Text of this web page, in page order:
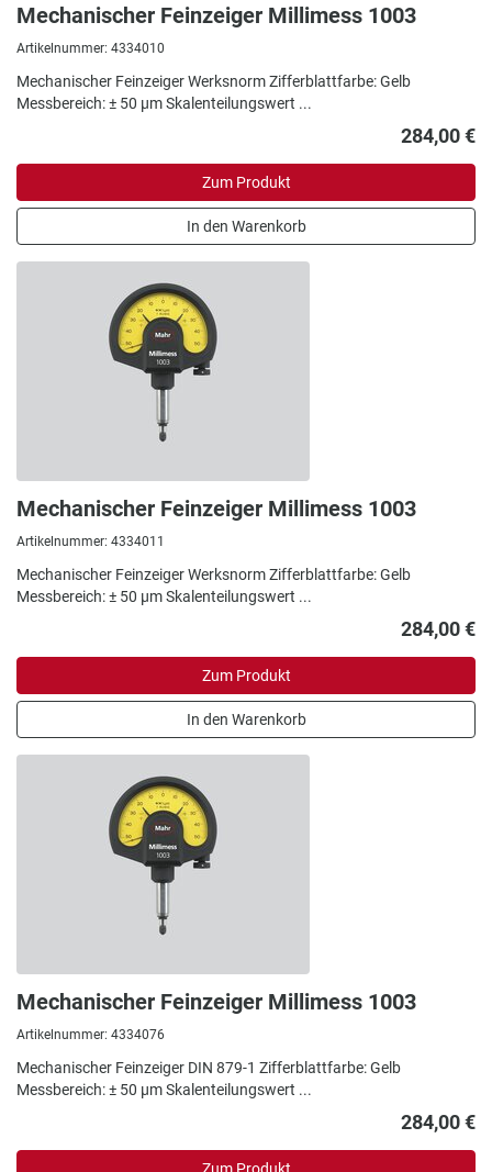
Mechanischer Feinzeiger Millimess 1003
Artikelnummer: 4334010
Mechanischer Feinzeiger Werksnorm Zifferblattfarbe: Gelb
Messbereich: ± 50 µm Skalenteilungswert ...
284,00 €
Zum Produkt
In den Warenkorb
Mechanischer Feinzeiger Millimess 1003
Artikelnummer: 4334011
Mechanischer Feinzeiger Werksnorm Zifferblattfarbe: Gelb
Messbereich: ± 50 µm Skalenteilungswert ...
284,00 €
Zum Produkt
In den Warenkorb
Mechanischer Feinzeiger Millimess 1003
Artikelnummer: 4334076
Mechanischer Feinzeiger DIN 879-1 Zifferblattfarbe: Gelb
Messbereich: ± 50 µm Skalenteilungswert ...
284,00 €